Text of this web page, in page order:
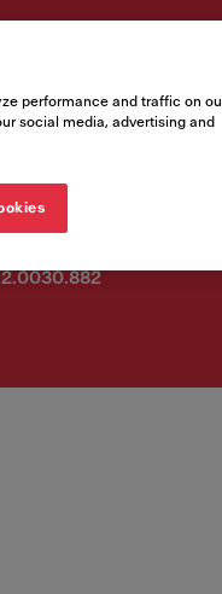
performance and traffic on
social media, advertising and